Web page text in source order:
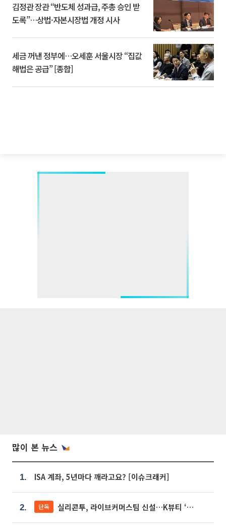
김정관 장관 “반도체 성과급, 주총 승인 받
도록”…상법·자본시장법 개정 시사
세금 꺼낸 정부에…오세훈 서울시장 “집값
해법은 공급” [종합]
많이 본 뉴스
1. ISA 계좌, 5년마다 깨라고요? [이슈크래커]
2. 단독 실리콘투, 라이브커머스팀 신설…K뷰티 ‘글로벌 판매망’ 확대[K뷰티 라방戰]